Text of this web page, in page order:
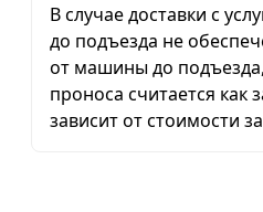
В случае доставки с
до подъезда не
от машины до
проноса считается как
зависит от стоимости